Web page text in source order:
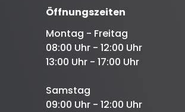
Öffnungszeiten
Montag - Freitag
08:00 Uhr - 12:00 Uhr
13:00 Uhr - 17:00 Uhr
Samstag
09:00 Uhr - 12:00 Uhr